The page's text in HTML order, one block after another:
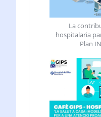
La
hospitalaria
Plan